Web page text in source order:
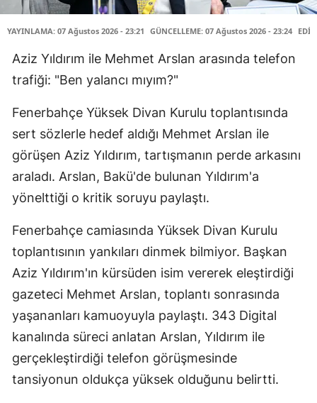
YAYINLAMA: 07 Ağustos 2026 - 23:21 GÜNCELLEME: 07 Ağustos 2026 - 23:24
Aziz Yıldırım ile Mehmet Arslan arasında telefon
trafiği: "Ben yalancı mıyım?"
Fenerbahçe Yüksek Divan Kurulu toplantısında
sert sözlerle hedef aldığı Mehmet Arslan ile
görüşen Aziz Yıldırım, tartışmanın perde arkasını
araladı. Arslan, Bakü'de bulunan Yıldırım'a
yönelttiği o kritik soruyu paylaştı.
Fenerbahçe camiasında Yüksek Divan Kurulu
toplantısının yankıları dinmek bilmiyor. Başkan
Aziz Yıldırım'ın kürsüden isim vererek eleştirdiği
gazeteci Mehmet Arslan, toplantı sonrasında
yaşananları kamuoyuyla paylaştı. 343 Digital
kanalında süreci anlatan Arslan, Yıldırım ile
gerçekleştirdiği telefon görüşmesinde
tansiyonun oldukça yüksek olduğunu belirtti.